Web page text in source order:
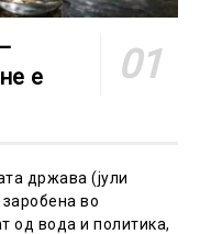
е
држава (јули
во
од вода и политика,